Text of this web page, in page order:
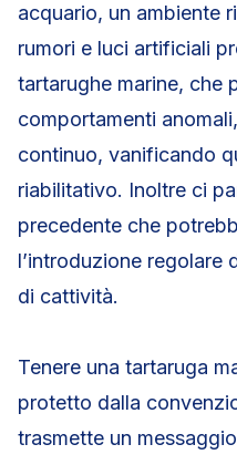
acquario, un ambiente
rumori e luci artificiali
tartarughe marine, che
comportamenti
continuo, vanificando
riabilitativo. Inoltre ci
precedente che
l’introduzione regolare
di cattività.
Tenere una tartaruga
protetto dalla
trasmette un